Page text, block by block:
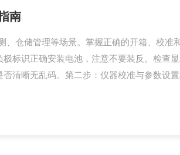
南
仓储管理等场景。掌握正确的开箱、校
标识正确安装电池，注意不要装反。检
清晰无乱码。第二步：仪器校准与参数设